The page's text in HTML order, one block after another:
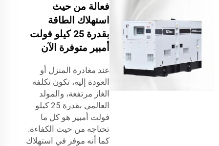
فعالة من حيث
استهلاك الطاقة
بقدرة 25 كيلو فولت
أمبير متوفرة الآن
عند مغادرة المنزل أو
العودة إليه، تكون تكلفة
الغاز مرتفعة، والمولد
العالمي بقدرة 25 كيلو
فولت أمبير هو كل ما
تحتاجه من حيث الكفاءة.
كما أنه موفر في استهلاك